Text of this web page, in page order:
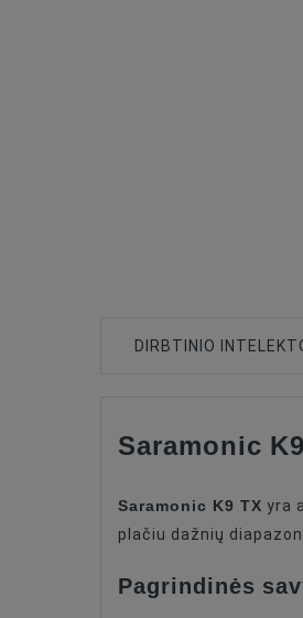
DIRBTINIO
Type Of Product
Connector
Saramonic
Saramonic K9 TX yra
plačiu dažnių
Pagrindinės